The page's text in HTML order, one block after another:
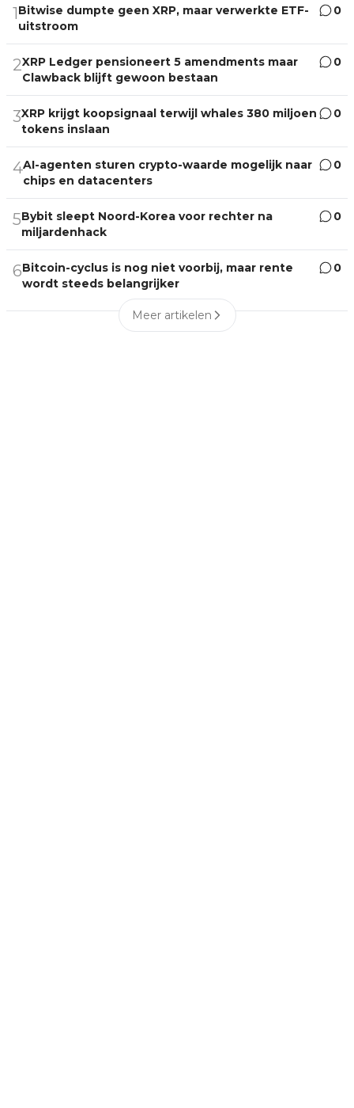
1Bitwise dumpte geen XRP, maar verwerkte ETF-
uitstroom
0
2XRP Ledger pensioneert 5 amendments maar
Clawback blijft gewoon bestaan
0
3XRP krijgt koopsignaal terwijl whales 380 miljoen
tokens inslaan
0
4AI-agenten sturen crypto-waarde mogelijk naar
chips en datacenters
0
5Bybit sleept Noord-Korea voor rechter na
miljardenhack
0
6Bitcoin-cyclus is nog niet voorbij, maar rente
wordt steeds belangrijker
0
Meer artikelen